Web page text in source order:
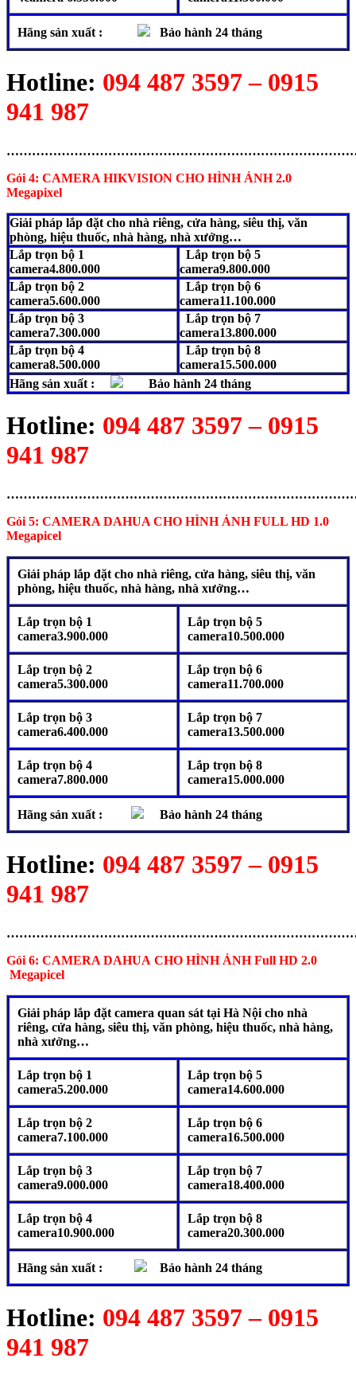
Hãng sản xuất : Bảo hành 24 tháng
Hotline: 094 487 3597 – 0915
941 987
Gói 4: CAMERA HIKVISION CHO HÌNH ẢNH 2.0
Megapixel
Giải pháp lắp đặt cho nhà riêng, cửa hàng, siêu thị, văn
phòng, hiệu thuốc, nhà hàng, nhà xưởng…
Lắp trọn bộ 1
camera4.800.000
Lắp trọn bộ 5
camera9.800.000
Lắp trọn bộ 2
camera5.600.000
Lắp trọn bộ 6
camera11.100.000
Lắp trọn bộ 3
camera7.300.000
Lắp trọn bộ 7
camera13.800.000
Lắp trọn bộ 4
camera8.500.000
Lắp trọn bộ 8
camera15.500.000
Hãng sản xuất :
Bảo hành 24 tháng
Hotline: 094 487 3597 – 0915
941 987
Gói 5: CAMERA DAHUA CHO HÌNH ẢNH FULL HD 1.0
Megapicel
Giải pháp lắp đặt cho nhà riêng, cửa hàng, siêu thị, văn
phòng, hiệu thuốc, nhà hàng, nhà xưởng…
Lắp trọn bộ 1
camera3.900.000
Lắp trọn bộ 5
camera10.500.000
Lắp trọn bộ 2
camera5.300.000
Lắp trọn bộ 6
camera11.700.000
Lắp trọn bộ 3
camera6.400.000
Lắp trọn bộ 7
camera13.500.000
Lắp trọn bộ 4
camera7.800.000
Lắp trọn bộ 8
camera15.000.000
Hãng sản xuất : Bảo hành 24 tháng
Hotline: 094 487 3597 – 0915
941 987
Gói 6: CAMERA DAHUA CHO HÌNH ẢNH Full HD 2.0
Megapicel
Giải pháp lắp đặt camera quan sát tại Hà Nội cho nhà
riêng, cửa hàng, siêu thị, văn phòng, hiệu thuốc, nhà hàng,
nhà xưởng…
Lắp trọn bộ 1
camera5.200.000
Lắp trọn bộ 5
camera14.600.000
Lắp trọn bộ 2
camera7.100.000
Lắp trọn bộ 6
camera16.500.000
Lắp trọn bộ 3
camera9.000.000
Lắp trọn bộ 7
camera18.400.000
Lắp trọn bộ 4
camera10.900.000
Lắp trọn bộ 8
camera20.300.000
Hãng sản xuất : Bảo hành 24 tháng
Hotline: 094 487 3597 – 0915
941 987